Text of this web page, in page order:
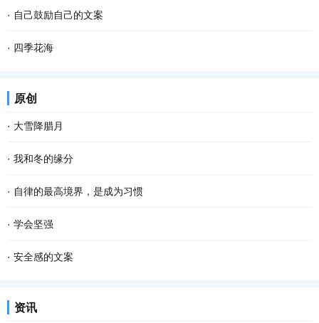
· 自己鼓励自己的文案
· 四季花海
原创
· 大雪降腊月
· 我和冬的缘分
· 自律的最高境界，是成为习惯
· 学会坚强
· 安全感的文案
资讯